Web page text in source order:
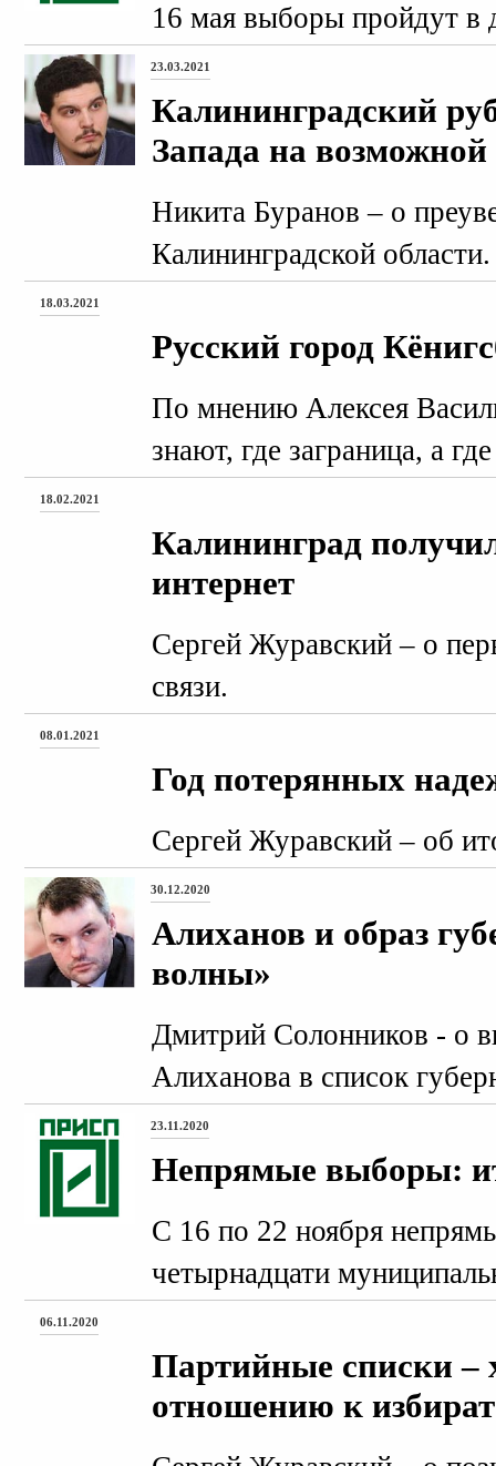
16 мая выборы пройдут в
23.03.2021
Калининградский
Запада на
Никита Буранов – о
Калининградской области.
18.03.2021
Русский город
По мнению Алексея
знают, где заграница, а
18.02.2021
Калининград
интернет
Сергей Журавский – о
связи.
08.01.2021
Год потерянных
Сергей Журавский – об
30.12.2020
Алиханов и образ
волны»
Дмитрий Солонников - о
Алиханова в список
23.11.2020
Непрямые выборы:
С 16 по 22 ноября
четырнадцати
06.11.2020
Партийные списки –
отношению к